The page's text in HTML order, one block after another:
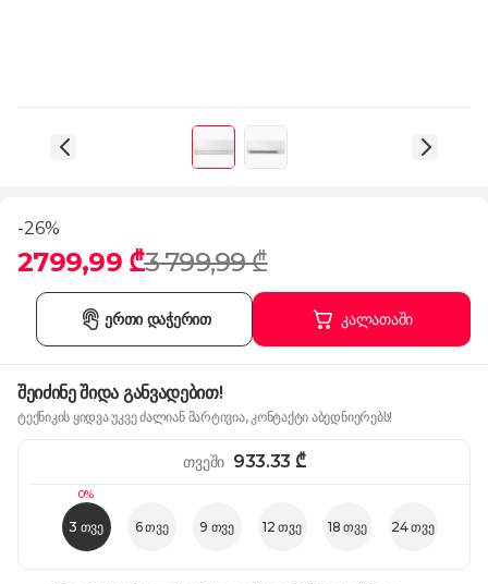
-26%
2799,99 ₾3 799,99 ₾
კალათაში
ერთი დაჭერით
შეიძინე შიდა განვადებით!
ტექნიკის ყიდვა უკვე ძალიან მარტივია, კონტაქტი აბედნიერებს!
0%
3 თვე 6 თვე 9 თვე 12 თვე 18 თვე 24 თვე
თვეში 933.33 ₾